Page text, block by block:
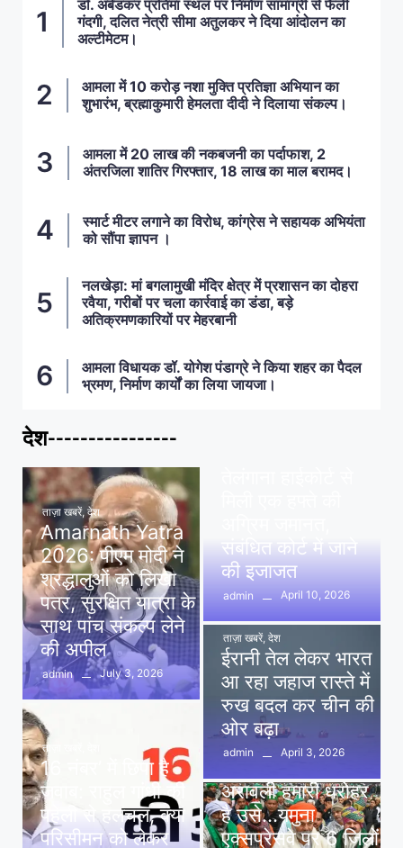
डॉ. अंबेडकर प्रतिमा स्थल पर निर्माण सामाग्री से फैली
गंदगी, दलित नेत्री सीमा अतुलकर ने दिया आंदोलन का
अल्टीमेटम।
आमला में 10 करोड़ नशा मुक्ति प्रतिज्ञा अभियान का
शुभारंभ, ब्रह्माकुमारी हेमलता दीदी ने दिलाया संकल्प।
आमला में 20 लाख की नकबजनी का पर्दाफाश, 2
अंतरजिला शातिर गिरफ्तार, 18 लाख का माल बरामद।
स्मार्ट मीटर लगाने का विरोध, कांग्रेस ने सहायक अभियंता
को सौंपा ज्ञापन ।
नलखेड़ा: मां बगलामुखी मंदिर क्षेत्र में प्रशासन का दोहरा
रवैया, गरीबों पर चला कार्रवाई का डंडा, बड़े
अतिक्रमणकारियों पर मेहरबानी
आमला विधायक डॉ. योगेश पंडाग्रे ने किया शहर का पैदल
भ्रमण, निर्माण कार्यों का लिया जायजा।
देश----------------
ताज़ा खबरें, देश
Amarnath Yatra
2026: पीएम मोदी ने
श्रद्धालुओं को लिखा
पत्र, सुरक्षित यात्रा के
साथ पांच संकल्प लेने
की अपील
admin July 3, 2026
ताज़ा खबरें
16 नंबर’ में छिपा है
जवाब: राहुल गांधी की
पहेली से हलचल, क्या
परिसीमन को लेकर
संबंधित कोर्ट में जाने
की इजाजत
admin April 10, 2026
ताज़ा खबरें, देश
ईरानी तेल लेकर भारत
आ रहा जहाज रास्ते में
रुख बदल कर चीन की
ओर बढ़ा
admin
April 3, 2026
अरावली हमारी धरोहर
है उसे…यमुना
एक्सप्रेसवे पर 6 जिलों